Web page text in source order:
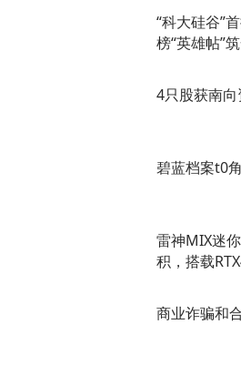
“科大硅谷”
榜“英雄帖”
4只股获南
碧蓝档案t0
雷神MIX迷
积，搭载
商业诈骗和